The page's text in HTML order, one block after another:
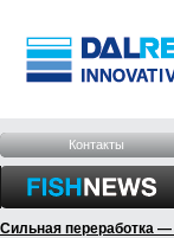
Контакты
Сильная переработка —